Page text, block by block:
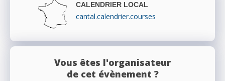
CALENDRIER LOCAL
cantal.calendrier.courses
Vous êtes l'organisateur
de cet évènement ?